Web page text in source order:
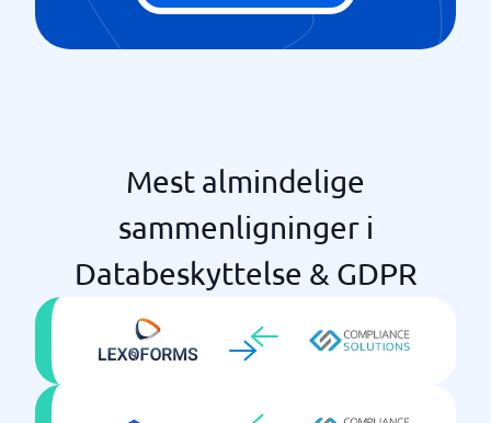
Mest almindelige
sammenligninger i
Databeskyttelse & GDPR